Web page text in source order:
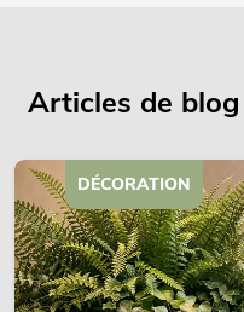
Articles de
DÉCORATION